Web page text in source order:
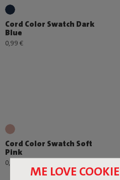
ME LOVE
Cord Color Swatch Dark
Blue
0,99 €
Cord Color Swatch Soft
Pink
0,99 €